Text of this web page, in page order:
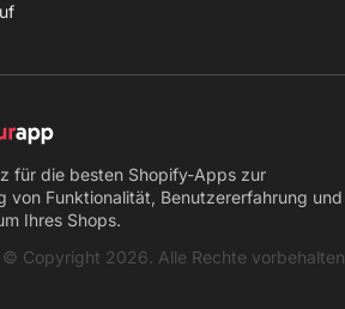
für die besten Shopify-Apps zur
von Funktionalität, Benutzererfahrung und
Ihres Shops.
Copyright 2026. Alle Rechte vorbehalten